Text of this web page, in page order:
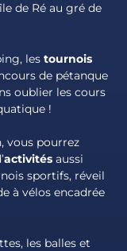
de Ré au gré de
les tournois
de pétanque
oublier les cours
!
vous pourrez
activités aussi
sportifs, réveil
à vélos encadrée
les balles et